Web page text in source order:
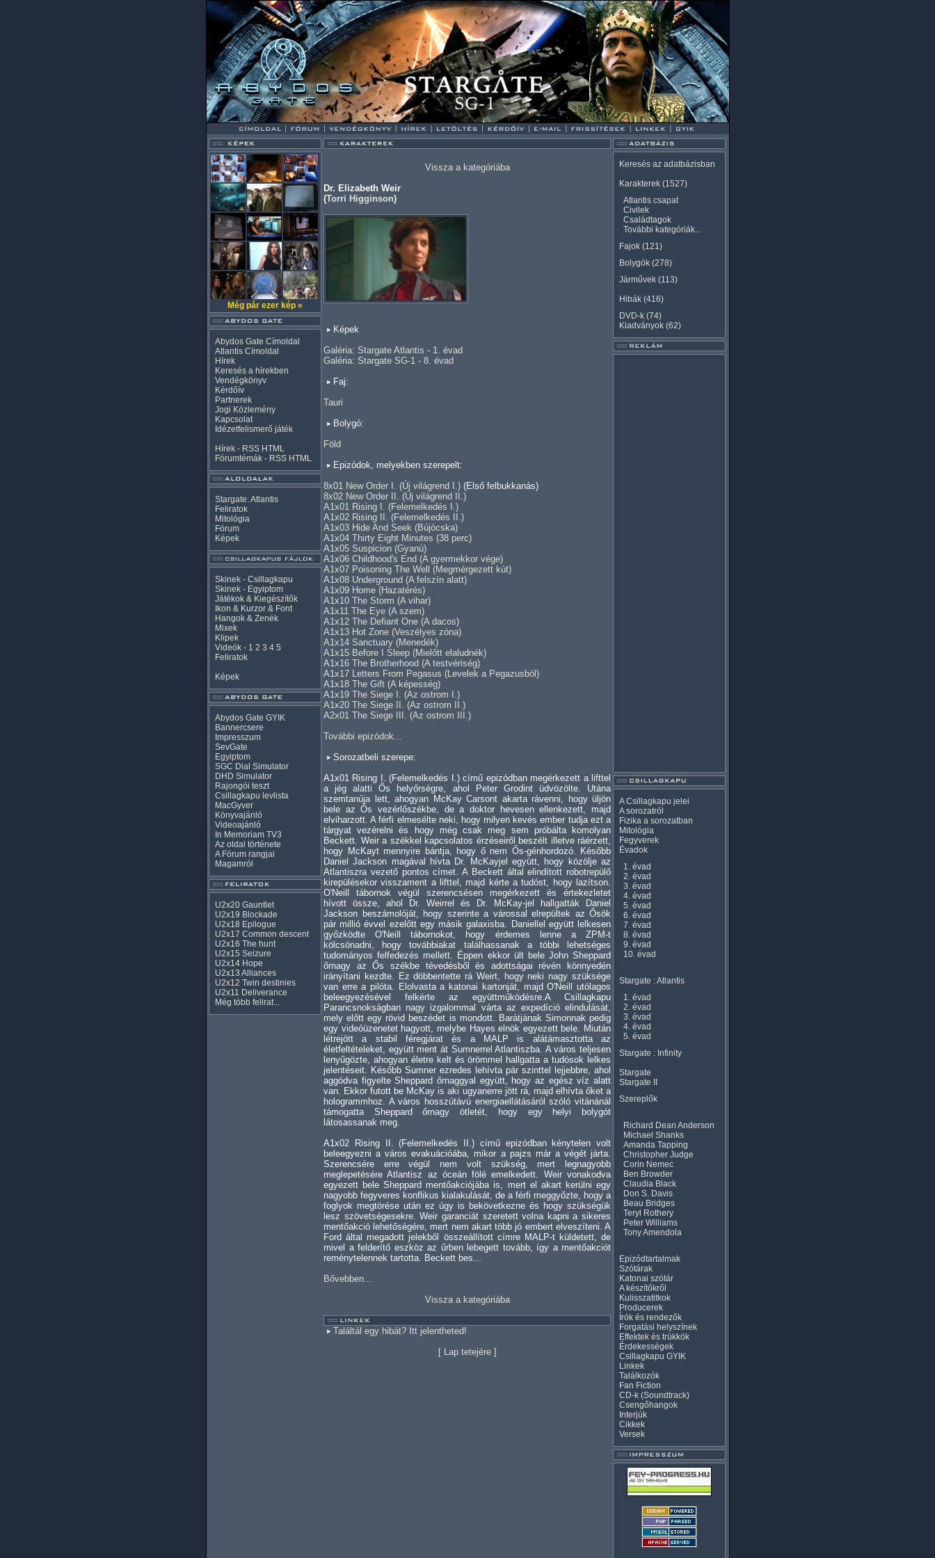
Még pár ezer kép »
Abydos Gate Címoldal
Atlantis Címoldal
Hírek
Keresés a hírekben
Vendégkönyv
Kérdőív
Partnerek
Jogi Közlemény
Kapcsolat
Idézetfelismerő játék
Hírek - RSS HTML
Fórumtémák - RSS HTML
Stargate: Atlantis
Feliratok
Mitológia
Fórum
Képek
Skinek - Csillagkapu
Skinek - Egyiptom
Játékok & Kiegészítők
Ikon & Kurzor & Font
Hangok & Zenék
Mixek
Klipek
Videók - 1 2 3 4 5
Feliratok
Képek
Abydos Gate GYIK
Bannercsere
Impresszum
SevGate
Egyiptom
SGC Dial Simulator
DHD Simulator
Rajongói teszt
Csillagkapu levlista
MacGyver
Könyvajánló
Videoajánló
In Memoriam TV3
Az oldal története
A Fórum rangjai
Magamról
U2x20 Gauntlet
U2x19 Blockade
U2x18 Epilogue
U2x17 Common descent
U2x16 The hunt
U2x15 Seizure
U2x14 Hope
U2x13 Alliances
U2x12 Twin destinies
U2x11 Deliverance
Még több felirat...
Vissza a kategóriába
Dr. Elizabeth Weir
(Torri Higginson)
Képek
Galéria: Stargate Atlantis - 1. évad
Galéria: Stargate SG-1 - 8. évad
Faj:
Tauri
Bolygó:
Föld
Epizódok, melyekben szerepelt:
8x01 New Order I. (Új világrend I.) (Első felbukkanás)
8x02 New Order II. (Új világrend II.)
A1x01 Rising I. (Felemelkedés I.)
A1x02 Rising II. (Felemelkedés II.)
A1x03 Hide And Seek (Bújócska)
A1x04 Thirty Eight Minutes (38 perc)
A1x05 Suspicion (Gyanú)
A1x06 Childhood's End (A gyermekkor vége)
A1x07 Poisoning The Well (Megmérgezett kút)
A1x08 Underground (A felszín alatt)
A1x09 Home (Hazatérés)
A1x10 The Storm (A vihar)
A1x11 The Eye (A szem)
A1x12 The Defiant One (A dacos)
A1x13 Hot Zone (Veszélyes zóna)
A1x14 Sanctuary (Menedék)
A1x15 Before I Sleep (Mielőtt elaludnék)
A1x16 The Brotherhood (A testvériség)
A1x17 Letters From Pegasus (Levelek a Pegazusból)
A1x18 The Gift (A képesség)
A1x19 The Siege I. (Az ostrom I.)
A1x20 The Siege II. (Az ostrom II.)
A2x01 The Siege III. (Az ostrom III.)
További epizódok...
Sorozatbeli szerepe:
A1x01 Rising I. (Felemelkedés I.) című epizódban megérkezett a lifttel
a jég alatti Ős helyőrségre, ahol Peter Grodint üdvözölte. Utána
szemtanúja lett, ahogyan McKay Carsont akarta rávenni, hogy üljön
bele az Ős vezérlőszékbe, de a doktor hevesen ellenkezett, majd
elviharzott. A férfi elmesélte neki, hogy milyen kevés ember tudja ezt a
tárgyat vezérelni és hogy még csak meg sem próbálta komolyan
Beckett. Weir a székkel kapcsolatos érzéseiről beszélt illetve ráérzett,
hogy McKayt mennyire bántja, hogy ő nem Ős-génhordozó. Később
Daniel Jackson magával hívta Dr. McKayjel együtt, hogy közölje az
Atlantiszra vezető pontos címet. A Beckett által elindított robotrepülő
kirepülésekor visszament a lifttel, majd kérte a tudóst, hogy lazítson.
O'Neill tábornok végül szerencsésen megérkezett és értekezletet
hívott össze, ahol Dr. Weirrel és Dr. McKay-jel hallgatták Daniel
Jackson beszámolóját, hogy szerinte a várossal elrepültek az Ősök
pár millió évvel ezelőtt egy másik galaxisba. Daniellel együtt lelkesen
győzködte O'Neill tábornokot, hogy érdemes lenne a ZPM-t
kölcsönadni, hogy továbbiakat találhassanak a többi lehetséges
tudományos felfedezés mellett. Éppen ekkor ült bele John Sheppard
őrnagy az Ős székbe tévedésből és adottságai révén könnyedén
irányítani kezdte. Ez döbbentette rá Weirt, hogy neki nagy szüksége
van erre a pilóta. Elolvasta a katonai kartonját, majd O'Neill utólagos
beleegyezésével felkérte az együttműködésre.A Csillagkapu
Parancsnokságban nagy izgalommal várta az expedíció elindulását,
mely előtt egy rövid beszédet is mondott. Barátjának Simonnak pedig
egy videóüzenetet hagyott, melybe Hayes elnök egyezett bele. Miután
létrejött a stabil féregjárat és a MALP is alátámasztotta az
életfeltételeket, együtt ment át Sumnerrel Atlantiszba. A város teljesen
lenyűgözte, ahogyan életre kelt és örömmel hallgatta a tudósok lelkes
jelentéseit. Később Sumner ezredes lehívta pár szinttel lejjebbre, ahol
aggódva figyelte Sheppard őrnaggyal együtt, hogy az egész víz alatt
van. Ekkor futott be McKay is aki ugyanerre jött rá, majd elhívta őket a
hologrammhoz. A város hosszútávú energiaellátásáról szóló vitánánál
támogatta Sheppard őrnagy ötletét, hogy egy helyi bolygót
látosassanak meg.
A1x02 Rising II. (Felemelkedés II.) című epizódban kénytelen volt
beleegyezni a város evakuációába, mikor a pajzs már a végét járta.
Szerencsére erre végül nem volt szükség, mert legnagyobb
meglepetésére Atlantisz az óceán fölé emelkedett. Weir vonakodva
egyezett bele Sheppard mentőakciójába is, mert el akart kerülni egy
nagyobb fegyveres konflikus kialakulását, de a férfi meggyőzte, hogy a
foglyok megtörése után ez úgy is bekövetkezne és hogy szükségük
lesz szövetségesekre. Weir garanciát szeretett volna kapni a sikeres
mentőakció lehetőségére, mert nem akart több jó embert elveszíteni. A
Ford által megadott jelekből összeállított címre MALP-t küldetett, de
mivel a felderítő eszköz az űrben lebegett tovább, így a mentőakciót
reménytelennek tartotta. Beckett bes...
Bővebben...
Vissza a kategóriába
Találtál egy hibát? Itt jelentheted!
[ Lap tetejére]
Keresés az adatbázisban
Karakterek (1527)
Atlantis csapat
Civilek
Családtagok
További kategóriák...
Fajok (121)
Bolygók (278)
Járművek (113)
Hibák (416)
DVD-k (74)
Kiadványok (62)
A Csillagkapu jelei
A sorozatról
Fizika a sorozatban
Mitológia
Fegyverek
Évadok
1. évad
2. évad
3. évad
4. évad
5. évad
6. évad
7. évad
8. évad
9. évad
10. évad
Stargate : Atlantis
1. évad
2. évad
3. évad
4. évad
5. évad
Stargate : Infinity
Stargate
Stargate II
Szereplők
Richard Dean Anderson
Michael Shanks
Amanda Tapping
Christopher Judge
Corin Nemec
Ben Browder
Claudia Black
Don S. Davis
Beau Bridges
Teryl Rothery
Peter Williams
Tony Amendola
Epizódtartalmak
Szótárak
Katonai szótár
A készítőkről
Kulisszatitkok
Producerek
Írók és rendezők
Forgatási helyszínek
Effektek és trükkök
Érdekességek
Csillagkapu GYIK
Linkek
Találkozók
Fan Fiction
CD-k (Soundtrack)
Csengőhangok
Interjúk
Cikkek
Versek